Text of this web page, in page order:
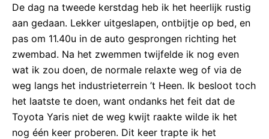
De dag na tweede kerstdag heb ik het heerlijk rustig
aan gedaan. Lekker uitgeslapen, ontbijtje op bed, en
pas om 11.40u in de auto gesprongen richting het
zwembad. Na het zwemmen twijfelde ik nog even
wat ik zou doen, de normale relaxte weg of via de
weg langs het industrieterrein ’t Heen. Ik besloot toch
het laatste te doen, want ondanks het feit dat de
Toyota Yaris niet de weg kwijt raakte wilde ik het
nog één keer proberen. Dit keer trapte ik het